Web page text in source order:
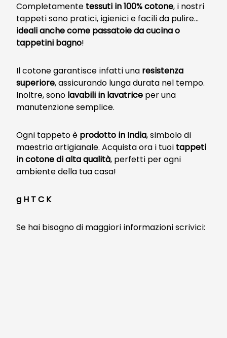
Completamente tessuti in 100% cotone, i nostri
tappeti sono pratici, igienici e facili da pulire...
ideali anche come passatoie da cucina o
tappetini bagno!
Il cotone garantisce infatti una resistenza
superiore, assicurando lunga durata nel tempo.
Inoltre, sono lavabili in lavatrice per una
manutenzione semplice.
Ogni tappeto è prodotto in India, simbolo di
maestria artigianale. Acquista ora i tuoi tappeti
in cotone di alta qualità, perfetti per ogni
ambiente della tua casa!
g H T C K
Se hai bisogno di maggiori informazioni scrivici: